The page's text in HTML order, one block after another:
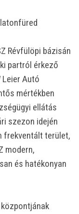
Révfülöpi bázisán
partról érkező
Leier Autó
mértékben
ellátás
szezon idején
frekventált terület,
modern,
és hatékonyan